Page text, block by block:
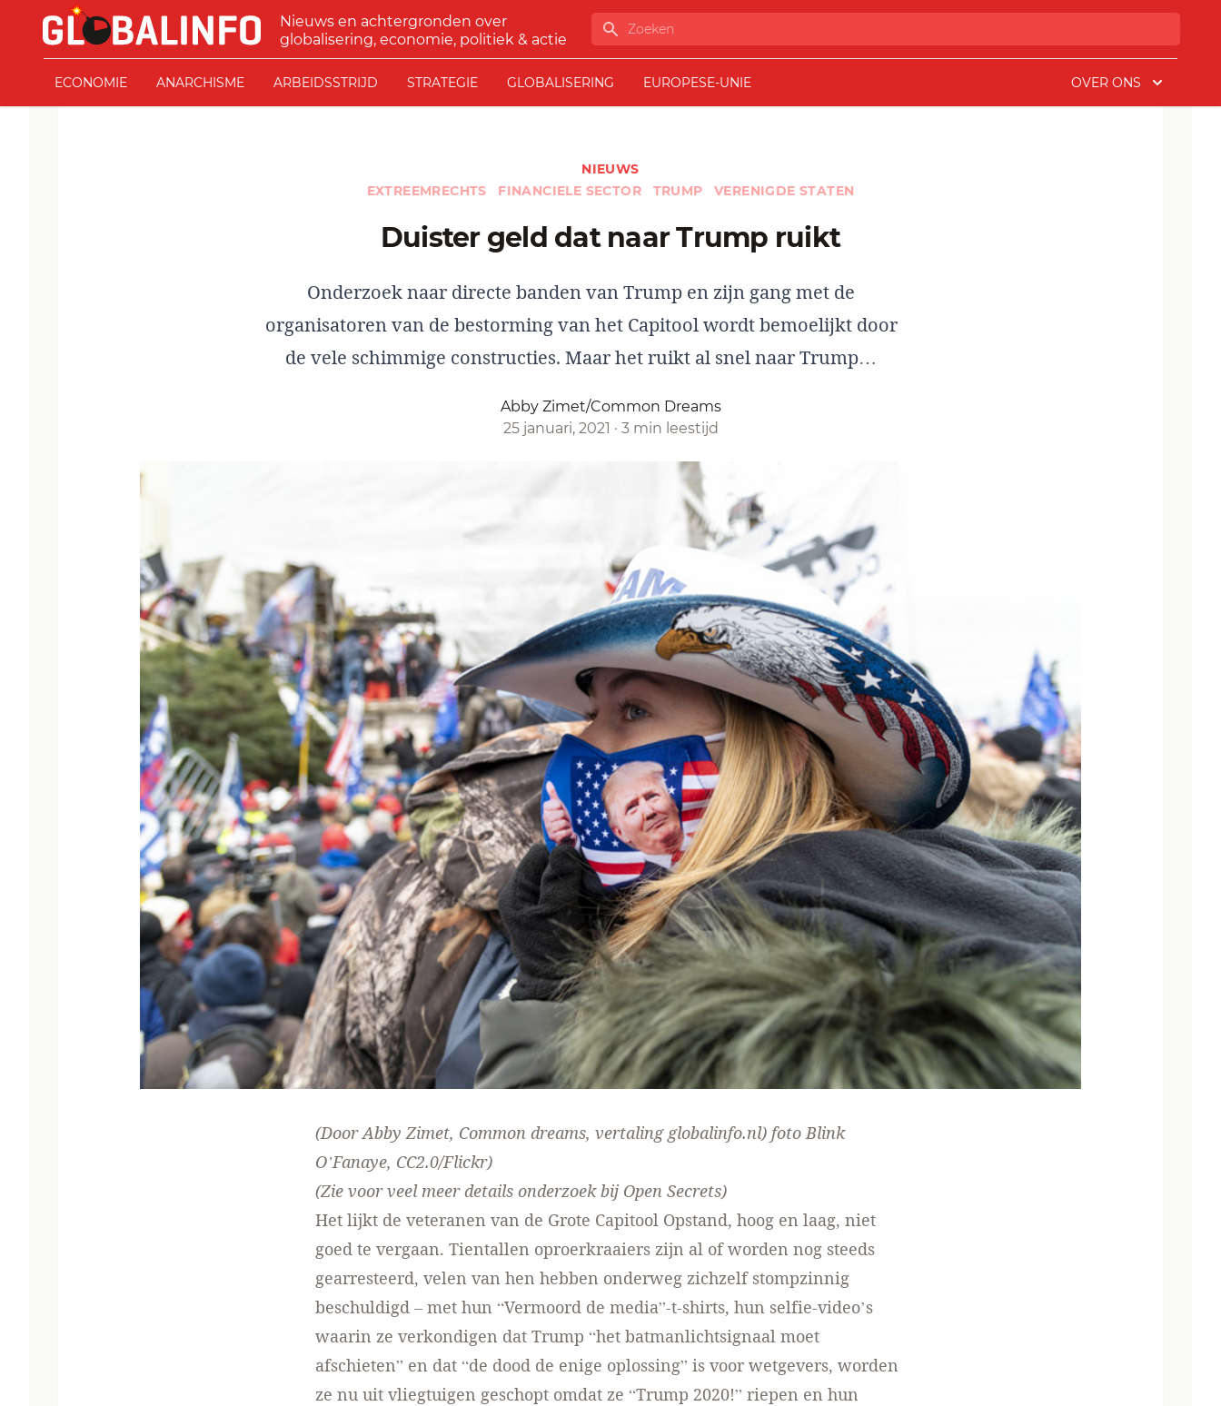
Ga naar de inhoud
GLOBALINFO
Nieuws en achtergronden over
globalisering, economie, politiek & actie
Zoeken
ECONOMIE ANARCHISME ARBEIDSSTRIJD STRATEGIE GLOBALISERING EUROPESE-UNIE OVER ONS
NIEUWS
EXTREEMRECHTS
FINANCIELE SECTOR TRUMP VERENIGDE STATEN
Duister geld dat naar Trump ruikt
Onderzoek naar directe banden van Trump en zijn gang met de
organisatoren van de bestorming van het Capitool wordt bemoelijkt door
de vele schimmige constructies. Maar het ruikt al snel naar Trump…
Abby Zimet/Common Dreams
25 januari, 2021 · 3 min leestijd
(Door Abby Zimet, Common dreams, vertaling globalinfo.nl) foto Blink
O’Fanaye, CC2.0/Flickr)
(Zie voor veel meer details onderzoek bij Open Secrets)
Het lijkt de veteranen van de Grote Capitool Opstand, hoog en laag, niet
goed te vergaan. Tientallen oproerkraaiers zijn al of worden nog steeds
gearresteerd, velen van hen hebben onderweg zichzelf stompzinnig
beschuldigd – met hun “Vermoord de media”-t-shirts, hun selfie-video’s
waarin ze verkondigen dat Trump “het batmanlichtsignaal moet
afschieten” en dat “de dood de enige oplossing” is voor wetgevers, worden
ze nu uit vliegtuigen geschopt omdat ze “Trump 2020!” riepen en hun